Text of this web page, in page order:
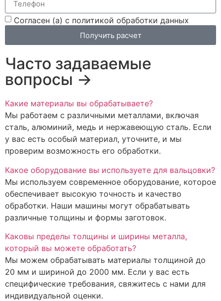
Согласен (а) с политикой обработки данных
Получить расчет
Часто задаваемые
вопросы →
Какие материалы вы обрабатываете?
Мы работаем с различными металлами, включая
сталь, алюминий, медь и нержавеющую сталь. Если
у вас есть особый материал, уточните, и мы
проверим возможность его обработки.
Какое оборудование вы используете для вальцовки?
Мы используем современное оборудование, которое
обеспечивает высокую точность и качество
обработки. Наши машины могут обрабатывать
различные толщины и формы заготовок.
Каковы пределы толщины и ширины металла,
который вы можете обработать?
Мы можем обрабатывать материалы толщиной до
20 мм и шириной до 2000 мм. Если у вас есть
специфические требования, свяжитесь с нами для
индивидуальной оценки.